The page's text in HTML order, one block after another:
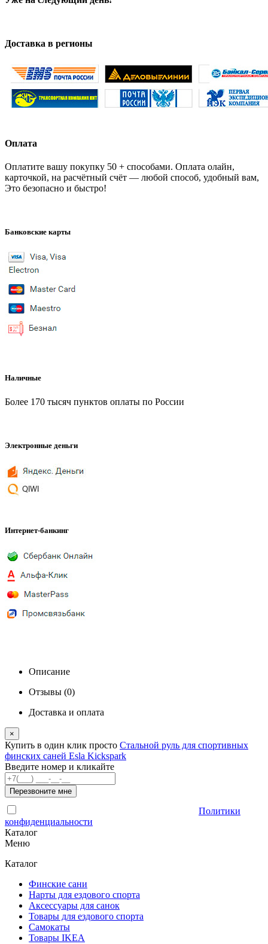
Доставка в регионы
Оплата
Оплатите вашу покупку 50 + способами. Оплата олайн,
карточкой, на расчётный счёт — любой способ, удобный вам,
Это безопасно и быстро!
Банковские карты
Наличные
Более 170 тысяч пунктов оплаты по России
Электронные деньги
Интернет-банкинг
Описание
Отзывы (0)
Доставка и оплата
×
Купить в один клик просто Стальной руль для спортивных
финских саней Esla Kickspark
Введите номер и кликайте
Перезвоните мне
Политики
конфиденциальности
Каталог
Меню
Каталог
Финские сани
Нарты для ездового спорта
Аксессуары для санок
Товары для ездового спорта
Cамокаты
Товары IKEA